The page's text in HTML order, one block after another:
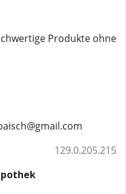
Produkte ohne
129.0.205.215